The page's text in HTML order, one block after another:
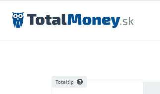
Preskočiť na obsah
Totaltip